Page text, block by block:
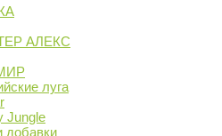
АЛЕКС
луга
Jungle
добавки